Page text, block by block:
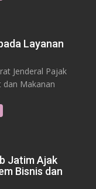
Layanan
Jenderal Pajak
dan Makanan
Jatim Ajak
Bisnis dan